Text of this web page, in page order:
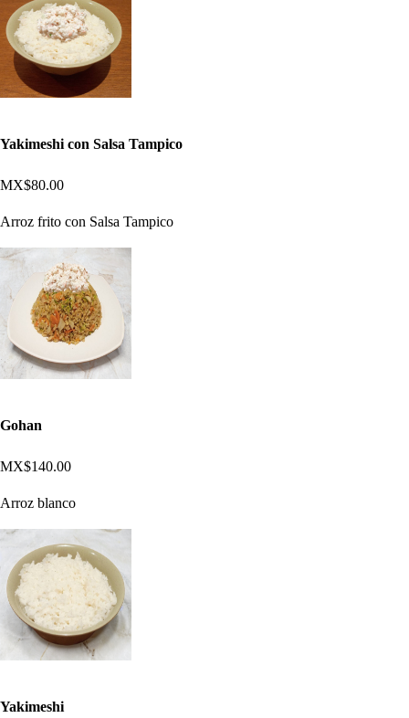
Yakimeshi con Salsa Tampico
MX$80.00
Arroz frito con Salsa Tampico
Gohan
MX$140.00
Arroz blanco
Yakimeshi